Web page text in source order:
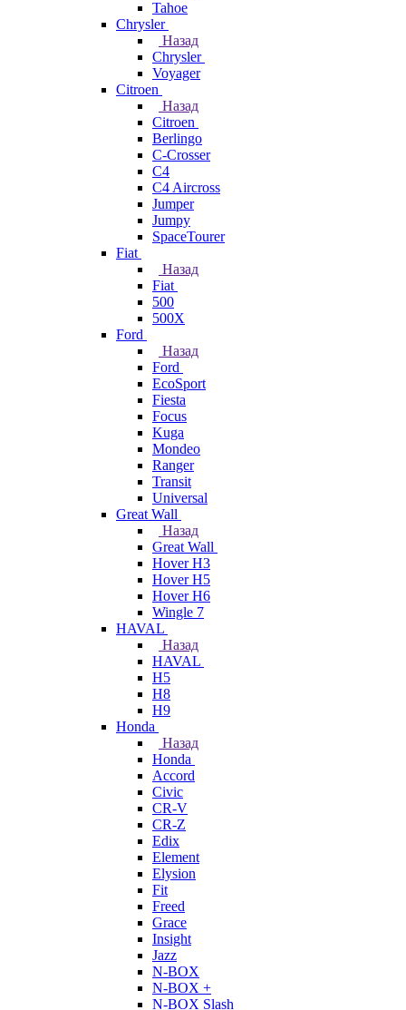
Tahoe
Chrysler
Назад
Chrysler
Voyager
Citroen
Назад
Citroen
Berlingo
C-Crosser
C4
C4 Aircross
Jumper
Jumpy
SpaceTourer
Fiat
Назад
Fiat
500
500X
Ford
Назад
Ford
EcoSport
Fiesta
Focus
Kuga
Mondeo
Ranger
Transit
Universal
Great Wall
Назад
Great Wall
Hover H3
Hover H5
Hover H6
Wingle 7
HAVAL
Назад
HAVAL
H5
H8
H9
Honda
Назад
Honda
Accord
Civic
CR-V
CR-Z
Edix
Element
Elysion
Fit
Freed
Grace
Insight
Jazz
N-BOX
N-BOX +
N-BOX Slash